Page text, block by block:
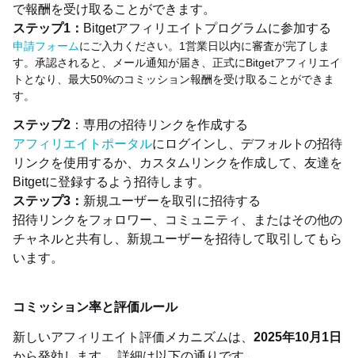
で報酬を受け取ることができます。
ステップ1： Bitgetアフィリエイトプログラムに参加する
申請フォームにご入力ください。1営業日以内に審査が完了しま
す。承認されると、メール通知が届き、正式にBitgetアフィリエイ
トとなり、最大50%のコミッション報酬を受け取ることができま
す。
ステップ2 ：専用の招待リンクを作成する
アフィリエイトポータルにログインし、デフォルトの招待
リンクを使用するか、カスタムリンクを作成して、友達を
Bitgetに登録するよう招待します。
ステップ3： 新規ユーザーを取引に招待する
招待リンクをフォロワー、コミュニティ、またはその他の
チャネルと共有し、新規ユーザーを招待して取引してもら
います。
コミッション率と評価ルール
新しいアフィリエイト評価メカニズムは、 2025年10月1日